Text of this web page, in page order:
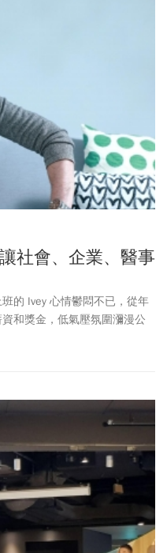
社會、企業、醫事
的 Ivey 心情鬱悶不已，從年
和獎金，低氣壓氛圍瀰漫公
裡，動不動就落淚，對於最